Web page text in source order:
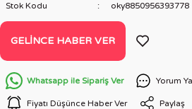
Stok Kodu
oky8850956393778
GELINCE HABER VER
Whatsapp ile Sipariş Ver Yorum
Fiyatı Düşünce Haber Ver Paylaş